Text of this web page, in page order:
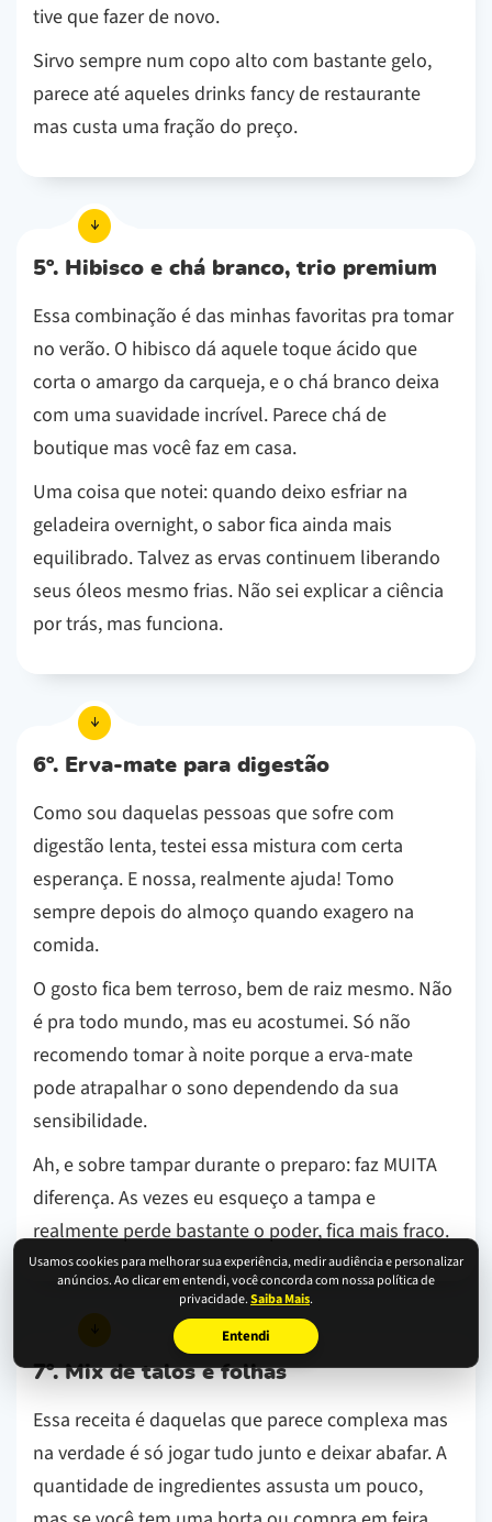
Usamos cookies para melhorar sua experiência, medir audiência e personalizar
anúncios. Ao clicar em entendi, você concorda com nossa política de
privacidade.Saiba Mais.
Entendi
tive que fazer de novo.
Sirvo sempre num copo alto com bastante gelo,
parece até aqueles drinks fancy de restaurante
mas custa uma fração do preço.
5º. Hibisco e chá branco, trio premium
Essa combinação é das minhas favoritas pra tomar
no verão. O hibisco dá aquele toque ácido que
corta o amargo da carqueja, e o chá branco deixa
com uma suavidade incrível. Parece chá de
boutique mas você faz em casa.
Uma coisa que notei: quando deixo esfriar na
geladeira overnight, o sabor fica ainda mais
equilibrado. Talvez as ervas continuem liberando
seus óleos mesmo frias. Não sei explicar a ciência
por trás, mas funciona.
6º. Erva-mate para digestão
Como sou daquelas pessoas que sofre com
digestão lenta, testei essa mistura com certa
esperança. E nossa, realmente ajuda! Tomo
sempre depois do almoço quando exagero na
comida.
O gosto fica bem terroso, bem de raiz mesmo. Não
é pra todo mundo, mas eu acostumei. Só não
recomendo tomar à noite porque a erva-mate
pode atrapalhar o sono dependendo da sua
sensibilidade.
Ah, e sobre tampar durante o preparo: faz MUITA
diferença. As vezes eu esqueço a tampa e
realmente perde bastante o poder, fica mais fraco.
7º. Mix de talos e folhas
Essa receita é daquelas que parece complexa mas
na verdade é só jogar tudo junto e deixar abafar. A
quantidade de ingredientes assusta um pouco,